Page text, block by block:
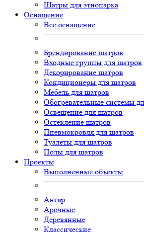
Шатры для этнопарка
Оснащение
Всё оснащение
Брендирование шатров
Входные группы для шатров
Декорирование шатров
Кондиционеры для шатров
Мебель для шатров
Обогревательные системы
Освещение для шатров
Остекление шатров
Пневмокровля для шатров
Туалеты для шатров
Полы для шатров
Проекты
Выполненные объекты
Ангар
Арочные
Деревянные
Классические